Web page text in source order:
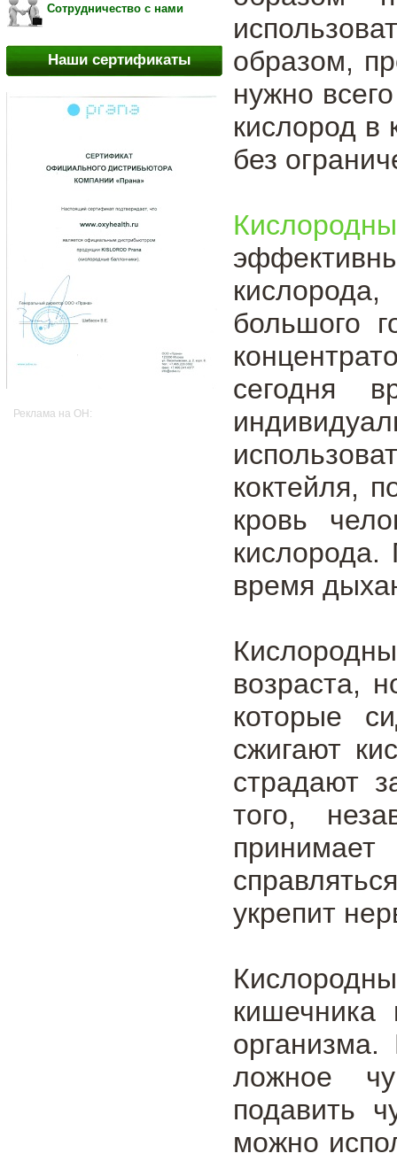
Сотрудничество с нами
Наши сертификаты
Реклама на OH:
образом,
нужно
кислород в
без
большого
сегодня
коктейля,
кровь
время
возраста,
которые
сжигают
страдают
того,
укрепит
кишечника
организма.
ложное
подавить
можно